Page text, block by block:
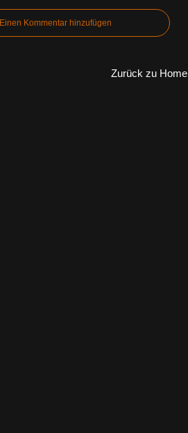
Einen Kommentar hinzufügen
Zurück zu Home